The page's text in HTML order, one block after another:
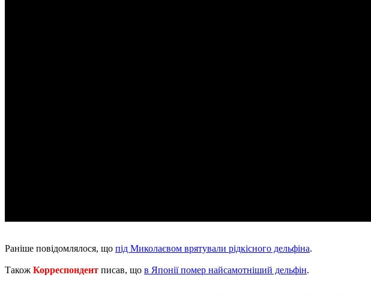
Раніше повідомлялося, що під Миколаєвом врятували рідкісного дельфіна.
Також Корреспондент писав, що в Японії помер найсамотніший дельфін.